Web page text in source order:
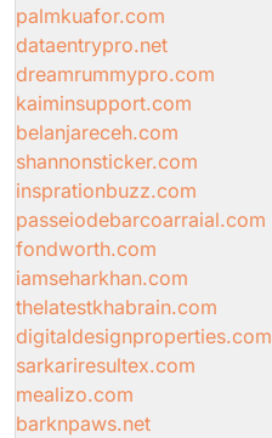
palmkuafor.com
dataentrypro.net
dreamrummypro.com
kaiminsupport.com
belanjareceh.com
shannonsticker.com
insprationbuzz.com
passeiodebarcoarraial.com
fondworth.com
iamseharkhan.com
thelatestkhabrain.com
digitaldesignproperties.com
sarkariresultex.com
mealizo.com
barknpaws.net